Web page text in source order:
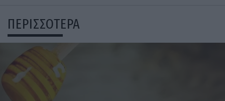
ΠΕΡΙΣΣΟΤΕΡΑ